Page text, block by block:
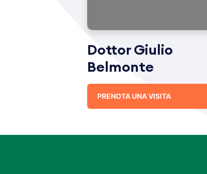
Dottor Giulio
Belmonte
PRENOTA UNA VISITA